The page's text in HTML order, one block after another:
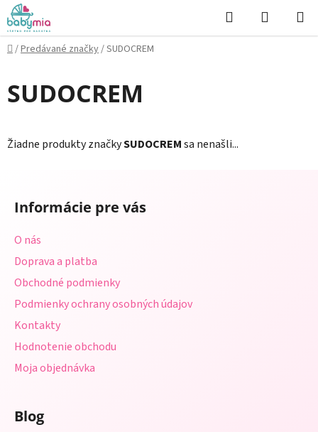
Prejsť
na
obsah
Hľadať
KOŠÍK
Domov
/Predávané značky/SUDOCREM
SUDOCREM
Žiadne produkty značkySUDOCREMsa nenašli...
Informácie pre vás
O nás
Doprava a platba
Obchodné podmienky
Podmienky ochrany osobných údajov
Kontakty
Hodnotenie obchodu
Moja objednávka
Blog